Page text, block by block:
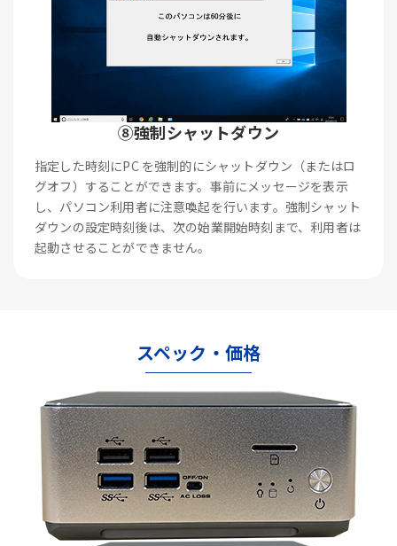
⑧強制シャットダウン
指定した時刻にPC を強制的にシャットダウン（またはロ
グオフ）することができます。事前にメッセージを表示
し、パソコン利用者に注意喚起を行います。強制シャット
ダウンの設定時刻後は、次の始業開始時刻まで、利用者は
起動させることができません。
スペック・価格